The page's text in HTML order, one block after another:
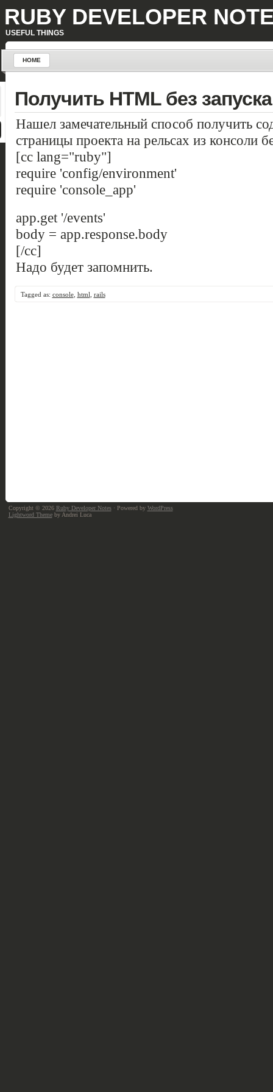
RUBY DEVELOPER
USEFUL THINGS
HOME
Получить HTML без
Нашел замечательный способ получить
страницы проекта на рельсах из консоли
[cc lang="ruby"]
require 'config/environment'
require 'console_app'
app.get '/events'
body = app.response.body
[/cc]
Надо будет запомнить.
Tagged as: console, html rails
Copyright © 2026 Ruby Developer Notes· Powered by WordPress
Lightword Themeby Andrei Luca